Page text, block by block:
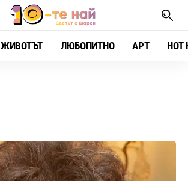
ЖИВОТЪТ ЛЮБОПИТНО АРТ HOT